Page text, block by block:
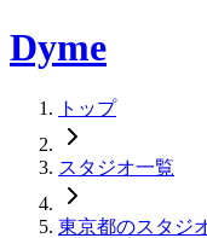
Dyme
トップ
スタジオ一覧
東京都のスタジ